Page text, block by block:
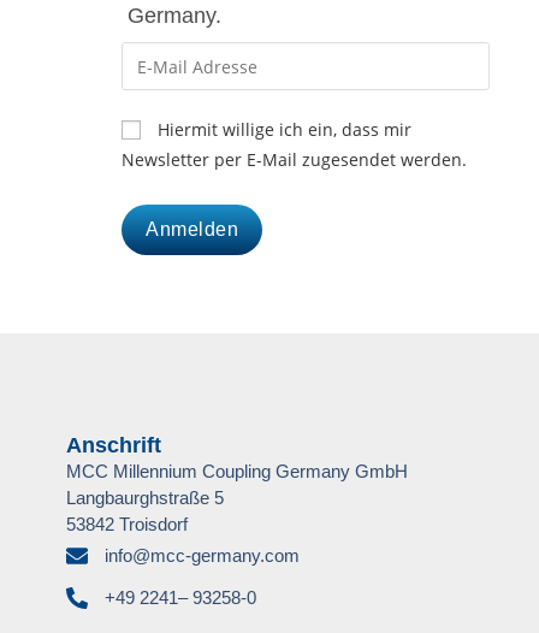
Germany.
Hiermit willige ich ein, dass mir
Newsletter per E-Mail zugesendet werden.
Anschrift
MCC Millennium Coupling Germany GmbH
Langbaurghstraße 5
53842 Troisdorf
info@mcc-germany.com
+49 2241– 93258-0